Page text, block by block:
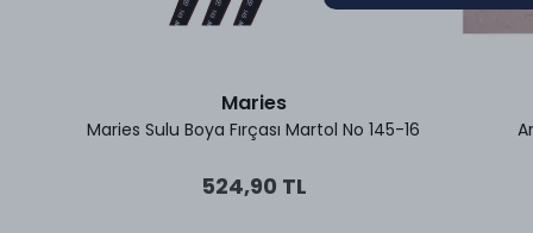
Maries
Maries Sulu Boya Fırçası Martol No 145-16
524,90 TL